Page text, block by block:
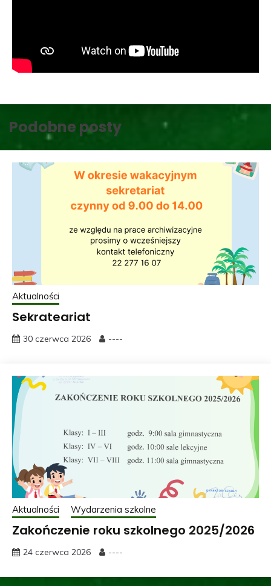
Podobne posty
Aktualności
Sekrateariat
30 czerwca 2026 ----
Aktualności Wydarzenia szkolne
Zakończenie roku szkolnego 2025/2026
24 czerwca 2026 ----